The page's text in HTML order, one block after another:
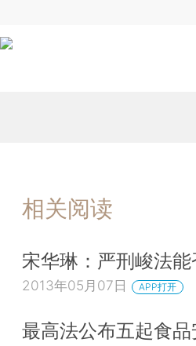
相关阅读
宋华琳：严刑峻法
2013年05月07日 APP打开
最高法公布五起食